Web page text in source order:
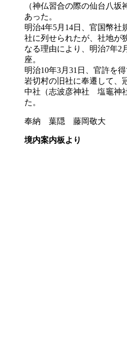
（神仏習合の際の仙台八
あった。
明治4年5月14日、官国幣
社に列せられたが、社地が
なる理由により、明治7年2
座。
明治10年3月31日、官許を
岩切村の旧社に奉遷して、
中社（志波彦神社 塩竈神
た。
奉納 葉隠 藤岡敬大
境内案内板より